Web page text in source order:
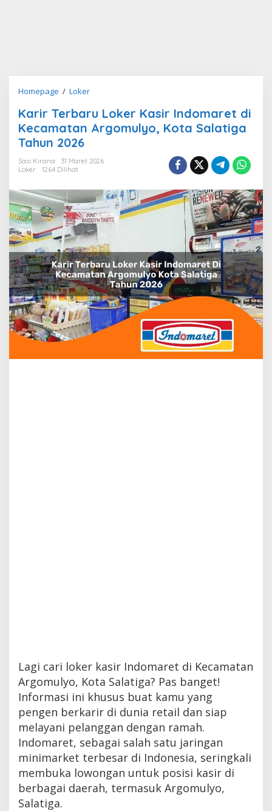
Homepage / LokerKarir
Loker
Kasir
Kecamatan
Kota
Salatiga
Tahun
2026
Karir Terbaru Loker Kasir Indomaret di
Kecamatan Argomulyo, Kota Salatiga
Tahun 2026
Sasi Kirana
31 Maret 2026
Loker
1264 Dilihat
Lagi cari loker kasir Indomaret di Kecamatan
Argomulyo, Kota Salatiga? Pas banget!
Informasi ini khusus buat kamu yang
pengen berkarir di dunia retail dan siap
melayani pelanggan dengan ramah.
Indomaret, sebagai salah satu jaringan
minimarket terbesar di Indonesia, seringkali
membuka lowongan untuk posisi kasir di
berbagai daerah, termasuk Argomulyo,
Salatiga.